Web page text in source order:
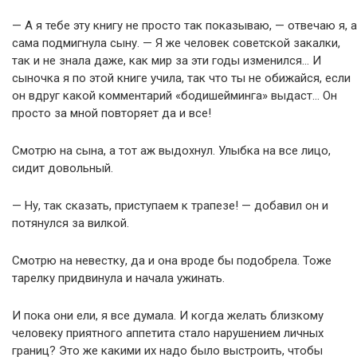
— А я тебе эту книгу не просто так показываю, — отвечаю я, а
сама подмигнула сыну. — Я же человек советской закалки,
так и не знала даже, как мир за эти годы изменился… И
сыночка я по этой книге учила, так что ты не обижайся, если
он вдруг какой комментарий «бодишейминга» выдаст… Он
просто за мной повторяет да и все!
Смотрю на сына, а тот аж выдохнул. Улыбка на все лицо,
сидит довольный.
— Ну, так сказать, приступаем к трапезе! — добавил он и
потянулся за вилкой.
Смотрю на невестку, да и она вроде бы подобрела. Тоже
тарелку придвинула и начала ужинать.
И пока они ели, я все думала. И когда желать близкому
человеку приятного аппетита стало нарушением личных
границ? Это же какими их надо было выстроить, чтобы